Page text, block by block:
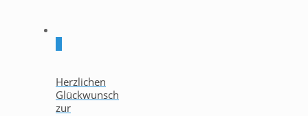
Herzlichen
Glückwunsch
zur